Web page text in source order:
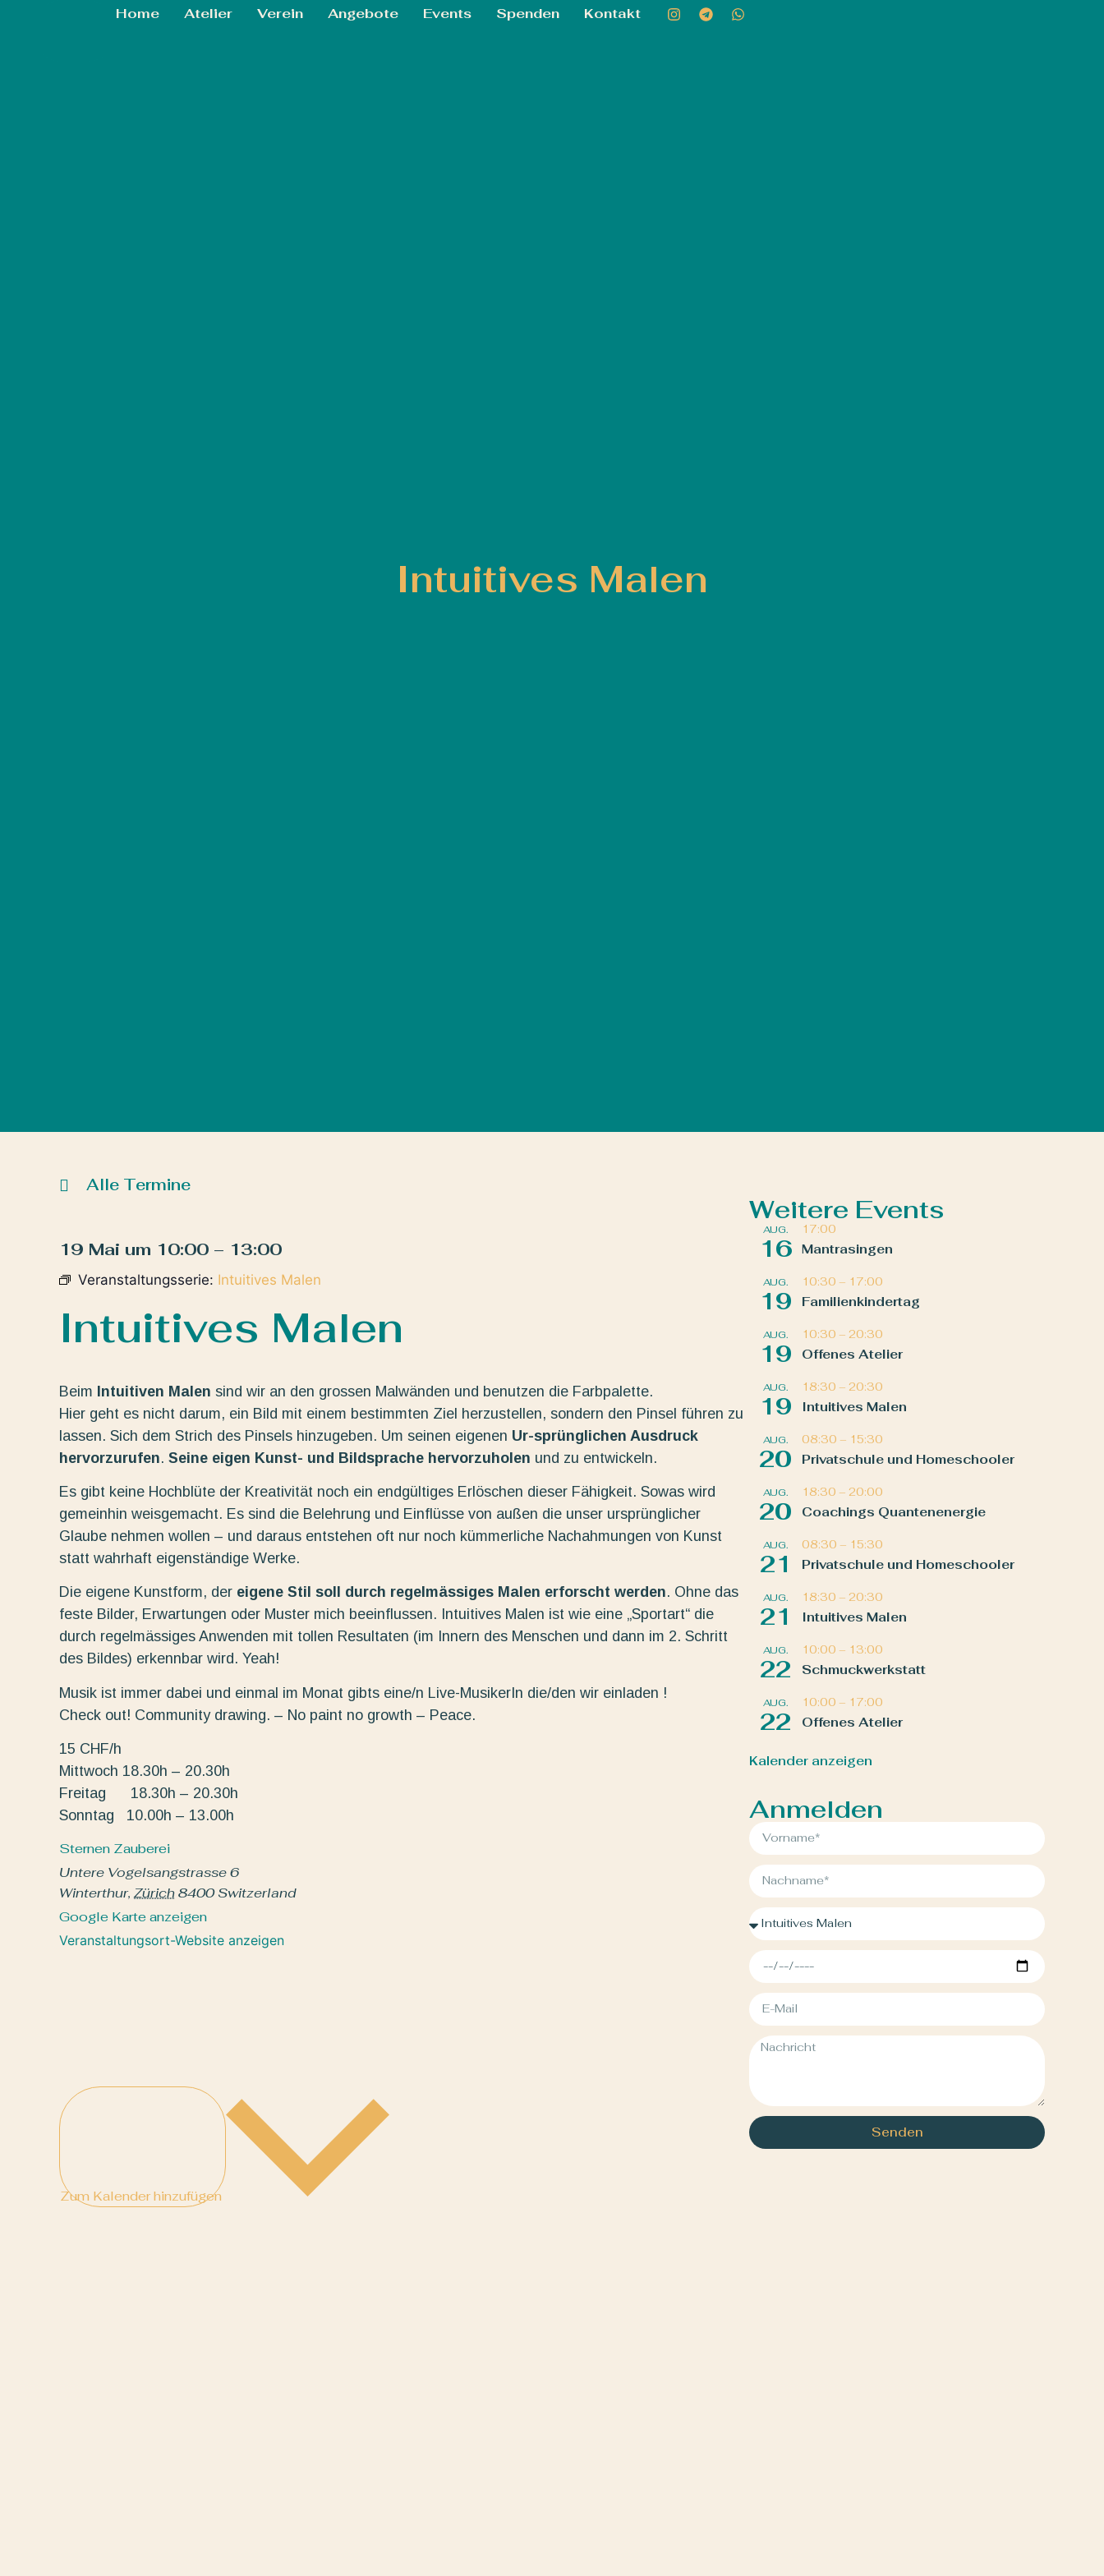
Home Atelier Verein Angebote Events Spenden Kontakt
Intuitives Malen
Alle Termine
19 Mai um 10:00 – 13:00
Veranstaltungsserie: Intuitives Malen
Intuitives Malen
Beim Intuitiven Malen sind wir an den grossen Malwänden und benutzen die Farbpalette.
Hier geht es nicht darum, ein Bild mit einem bestimmten Ziel herzustellen, sondern den Pinsel führen zu
lassen. Sich dem Strich des Pinsels hinzugeben. Um seinen eigenen Ur-sprünglichen Ausdruck
hervorzurufen. Seine eigen Kunst- und Bildsprache hervorzuholen und zu entwickeln.
Es gibt keine Hochblüte der Kreativität noch ein endgültiges Erlöschen dieser Fähigkeit. Sowas wird
gemeinhin weisgemacht. Es sind die Belehrung und Einflüsse von außen die unser ursprünglicher
Glaube nehmen wollen – und daraus entstehen oft nur noch kümmerliche Nachahmungen von Kunst
statt wahrhaft eigenständige Werke.
Die eigene Kunstform, der eigene Stil soll durch regelmässiges Malen erforscht werden. Ohne das
feste Bilder, Erwartungen oder Muster mich beeinflussen. Intuitives Malen ist wie eine „Sportart“ die
durch regelmässiges Anwenden mit tollen Resultaten (im Innern des Menschen und dann im 2. Schritt
des Bildes) erkennbar wird. Yeah!
Musik ist immer dabei und einmal im Monat gibts eine/n Live-MusikerIn die/den wir einladen !
Check out! Community drawing. – No paint no growth – Peace.
15 CHF/h
Mittwoch 18.30h – 20.30h
Freitag 18.30h – 20.30h
Sonntag 10.00h – 13.00h
Sternen Zauberei
Untere Vogelsangstrasse 6
Winterthur, Zürich8400 Switzerland
Google Karte anzeigen
Veranstaltungsort-Website anzeigen
Zum Kalender hinzufügen
Weitere Events
AUG.
16
17:00
Mantrasingen
AUG.
19
10:30 – 17:00
Familienkindertag
AUG.
19
10:30 – 20:30
Offenes Atelier
AUG.
19
18:30 – 20:30
Intuitives Malen
AUG.
20
08:30 – 15:30
Privatschule und Homeschooler
AUG.
20
18:30 – 20:00
Coachings Quantenenergie
AUG.
21
08:30 – 15:30
Privatschule und Homeschooler
AUG.
21
18:30 – 20:30
Intuitives Malen
AUG.
22
10:00 – 13:00
Schmuckwerkstatt
AUG.
22
10:00 – 17:00
Offenes Atelier
Kalender anzeigen
Anmelden
Senden